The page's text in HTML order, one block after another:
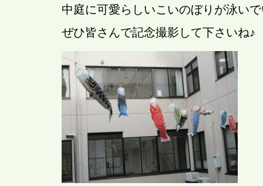
中庭に可愛らしいこいのぼりが泳い
ぜひ皆さんで記念撮影して下さいね♪